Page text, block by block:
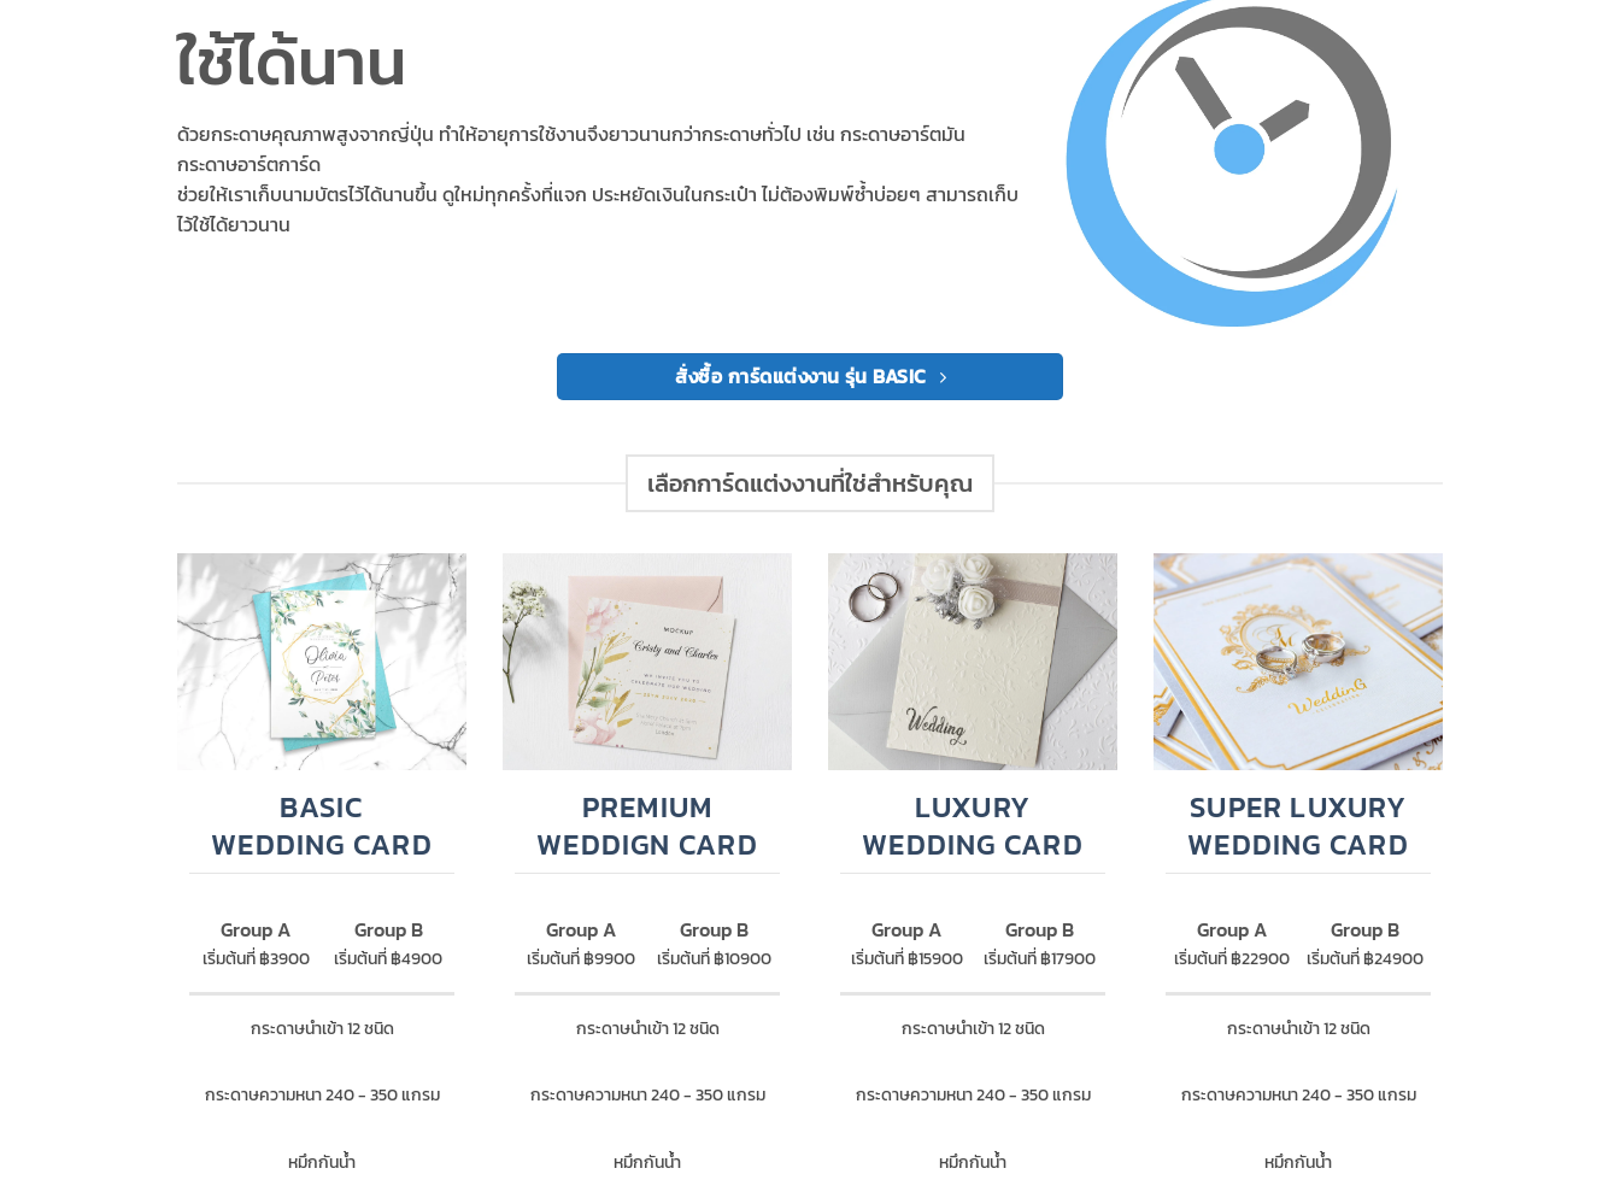
ใช้ได้นาน
ด้วยกระดาษคุณภาพสูงจากญี่ปุ่น ทำให้อายุการใช้งานจึงยาวนานกว่ากระดาษทั่วไป เช่น กระดาษอาร์ตมัน
กระดาษอาร์ตการ์ด
ช่วยให้เราเก็บนามบัตรไว้ได้นานขึ้น ดูใหม่ทุกครั้งที่แจก ประหยัดเงินในกระเป๋า ไม่ต้องพิมพ์ซ้ำบ่อยๆ สามารถเก็บ
ไว้ใช้ได้ยาวนาน
สั่งซื้อ การ์ดแต่งงาน รุ่น BASIC
เลือกการ์ดแต่งงานที่ใช่สำหรับคุณ
BASIC
WEDDING CARD
Group A
เริ่มต้นที่ ฿3900
Group B
เริ่มต้นที่ ฿4900
กระดาษนำเข้า 12 ชนิด
กระดาษความหนา 240 - 350 แกรม
หมึกกันน้ำ
PREMIUM
WEDDIGN CARD
Group A
เริ่มต้นที่ ฿9900
Group B
เริ่มต้นที่ ฿10900
กระดาษนำเข้า 12 ชนิด
กระดาษความหนา 240 - 350 แกรม
หมึกกันน้ำ
LUXURY
WEDDING CARD
Group A
เริ่มต้นที่ ฿15900
Group B
เริ่มต้นที่ ฿17900
กระดาษนำเข้า 12 ชนิด
กระดาษความหนา 240 - 350 แกรม
หมึกกันน้ำ
SUPER LUXURY
WEDDING CARD
Group A
เริ่มต้นที่ ฿22900
Group B
เริ่มต้นที่ ฿24900
กระดาษนำเข้า 12 ชนิด
กระดาษความหนา 240 - 350 แกรม
หมึกกันน้ำ